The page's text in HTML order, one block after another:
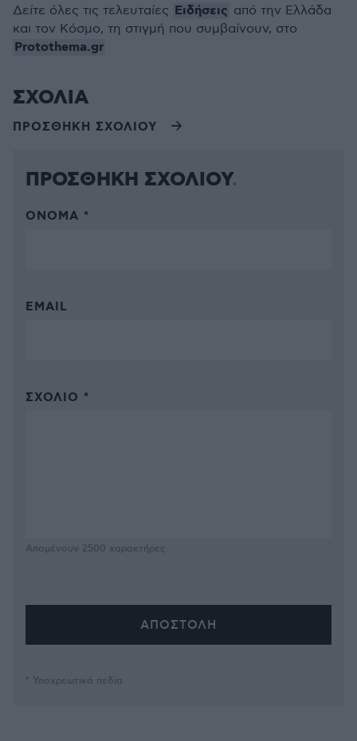
Δείτε όλες τις τελευταίες Ειδήσεις από την Ελλάδα
και τον Κόσμο, τη στιγμή που συμβαίνουν, στο
Protothema.gr
ΣΧΟΛΙΑ
ΠΡΟΣΘΗΚΗ ΣΧΟΛΙΟΥ
ΠΡΟΣΘΗΚΗ ΣΧΟΛΙΟΥ
ΌΝΟΜΑ *
EMAIL
ΣΧΌΛΙΟ *
Απομένουν 2500 χαρακτήρες
* Υποχρεωτικά πεδία